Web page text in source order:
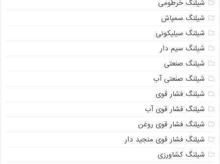
شیلنگ خرطومی
شیلنگ سمپاش
شیلنگ سیلیکونی
شیلنگ سیم دار
شیلنگ صنعتی
شیلنگ صنعتی آب
شیلنگ فشار قوی
شیلنگ فشار قوی آب
شیلنگ فشار قوی روغن
شیلنگ فشار قوی منجید دار
شیلنگ کشاورزی